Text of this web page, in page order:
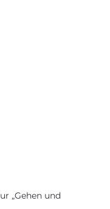
„Gehen und